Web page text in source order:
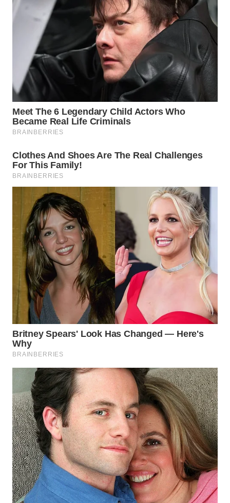
INDRAMAYU
WN
KUNINGAN
WN
MAJALENGKA
WN
SUBANG
WN
SUKABUMI
WN
PURWAKARTA
WN
PRIANGAN
TIMUR
WN
SEMARANG
WN
SOLO
WN
BOROBUDUR
WN
MADURA
WN
SURABAYA
WN
NATUNA